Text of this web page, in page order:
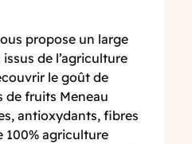
propose un large
de l’agriculture
le goût de
de fruits Meneau
antioxydants, fibres
100% agriculture